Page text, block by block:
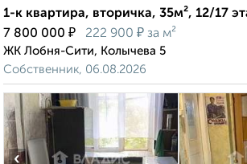
1-к квартира, вторичка, 35м², 12/17
7 800 000 ₽ 222 900 ₽ за м²
ЖК Лобня-Сити, Колычева 5
Собственник, 06.08.2026
‹